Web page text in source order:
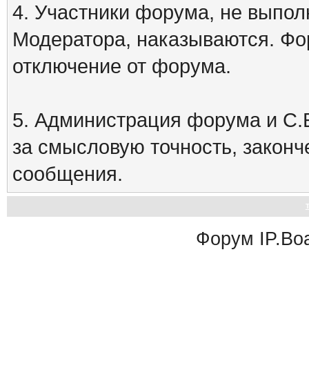
4. Участники форума, не
Модератора, наказываются.
отключение от форума.
5. Администрация форума и
за смысловую точность,
сообщения.
Форум